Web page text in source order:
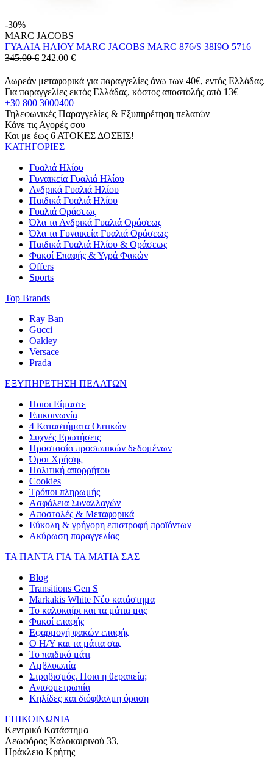
-30%
MARC JACOBS
ΓΥΑΛΙΑ ΗΛΙΟΥ MARC JACOBS MARC 876/S 38I9O 5716
345.00 € 242.00 €
Δωρεάν μεταφορικά για παραγγελίες άνω των 40€, εντός Ελλάδας.
Για παραγγελίες εκτός Ελλάδας, κόστος αποστολής από 13€
+30 800 3000400
Τηλεφωνικές Παραγγελίες & Εξυπηρέτηση πελατών
Κάνε τις Αγορές σου
Και με έως 6 ΑΤΟΚΕΣ ΔΟΣΕΙΣ!
ΚΑΤΗΓΟΡΙΕΣ
Γυαλιά Ηλίου
Γυναικεία Γυαλιά Ηλίου
Ανδρικά Γυαλιά Ηλίου
Παιδικά Γυαλιά Ηλίου
Γυαλιά Οράσεως
Όλα τα Ανδρικά Γυαλιά Οράσεως
Όλα τα Γυναικεία Γυαλιά Οράσεως
Παιδικά Γυαλιά Ηλίου & Οράσεως
Φακοί Επαφής & Υγρά Φακών
Offers
Sports
Top Brands
Ray Ban
Gucci
Oakley
Versace
Prada
ΕΞΥΠΗΡΕΤΗΣΗ ΠΕΛΑΤΩΝ
Ποιοι Είμαστε
Επικοινωνία
4 Καταστήματα Οπτικών
Συχνές Ερωτήσεις
Προστασία προσωπικών δεδομένων
Όροι Χρήσης
Πολιτική απορρήτου
Cookies
Τρόποι πληρωμής
Ασφάλεια Συναλλαγών
Αποστολές & Μεταφορικά
Εύκολη & γρήγορη επιστροφή προϊόντων
Ακύρωση παραγγελίας
ΤΑ ΠΑΝΤΑ ΓΙΑ ΤΑ ΜΑΤΙΑ ΣΑΣ
Blog
Transitions Gen S
Markakis White Νέο κατάστημα
Το καλοκαίρι και τα μάτια μας
Φακοί επαφής
Εφαρμογή φακών επαφής
Ο Η/Υ και τα μάτια σας
Το παιδικό μάτι
Αμβλυωπία
Στραβισμός. Ποια η θεραπεία;
Ανισομετρωπία
Κηλίδες και διόφθαλμη όραση
ΕΠΙΚΟΙΝΩΝΙΑ
Κεντρικό Κατάστημα
Λεωφόρος Καλοκαιρινού 33,
Ηράκλειο Κρήτης